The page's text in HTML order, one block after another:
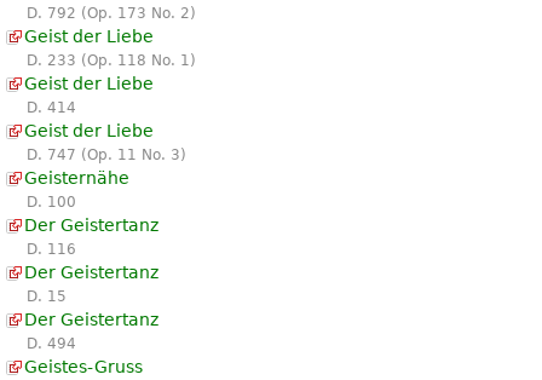
D. 792 (Op. 173 No. 2)
Geist der Liebe
D. 233 (Op. 118 No. 1)
Geist der Liebe
D. 414
Geist der Liebe
D. 747 (Op. 11 No. 3)
Geisternähe
D. 100
Der Geistertanz
D. 116
Der Geistertanz
D. 15
Der Geistertanz
D. 494
Geistes-Gruss